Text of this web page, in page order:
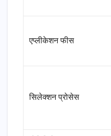
एप्लीकेशन फीस
सिलेक्शन प्रोसेस